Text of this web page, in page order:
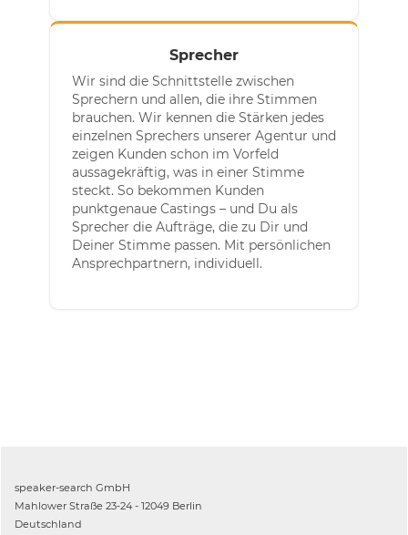
Sprecher
Wir sind die Schnittstelle zwischen
Sprechern und allen, die ihre Stimmen
brauchen. Wir kennen die Stärken jedes
einzelnen Sprechers unserer Agentur und
zeigen Kunden schon im Vorfeld
aussagekräftig, was in einer Stimme
steckt. So bekommen Kunden
punktgenaue Castings – und Du als
Sprecher die Aufträge, die zu Dir und
Deiner Stimme passen. Mit persönlichen
Ansprechpartnern, individuell.
speaker-search GmbH
Mahlower Straße 23-24 - 12049 Berlin
Deutschland